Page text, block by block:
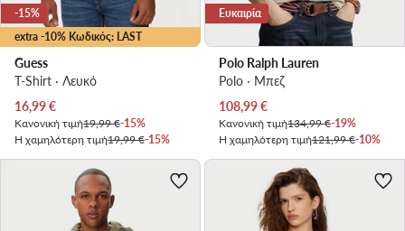
extra -10% Κωδικός: LAST
-15%
Guess
T-Shirt · Λευκό
Τρέχουσα τιμή
16,99€
Κανονική τιμή19,99 €-15%
Η χαμηλότερη τιμή19,99 €-15%
Ευκαιρία
Polo Ralph Lauren
Polo · Μπεζ
Τρέχουσα τιμή
108,99€
Κανονική τιμή134,99 €-19%
Η χαμηλότερη τιμή121,99 €-10%